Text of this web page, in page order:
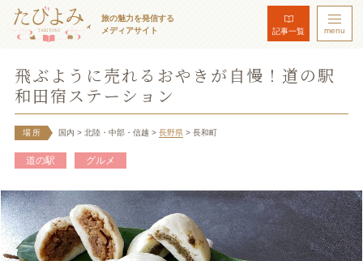
旅の魅力を発信する
メディアサイト
記事一覧 menu
飛ぶように売れるおやきが自慢！道の駅
和田宿ステーション
場所 国内 > 北陸・中部・信越 > 長野県 > 長和町
道の駅 グルメ